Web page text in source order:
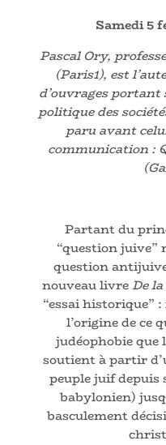
Samedi5
Pascal Ory,
(Paris1), est
d’ouvrages
politique des
paru avant
communication :
Partant du
“question juive”
question
nouveau livreDe
“essai historique”
l’origine de ce
judéophobie que
soutient à partir
peuple juif depuis
babylonien)
basculement